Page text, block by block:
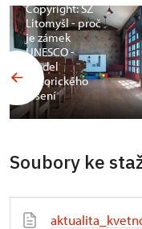
Copyright: SZ
Litomyšl - proč
je zámek
UNESCO -
model
historického
lešení
Soubory ke